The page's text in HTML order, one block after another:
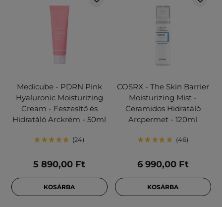
Medicube - PDRN Pink
Hyaluronic Moisturizing
Cream - Feszesítő és
Hidratáló Arckrém - 50ml
24
5 890,00 Ft
KOSÁRBA
COSRX - The Skin Barrier
Moisturizing Mist -
Ceramidos Hidratáló
Arcpermet - 120ml
46
6 990,00 Ft
KOSÁRBA